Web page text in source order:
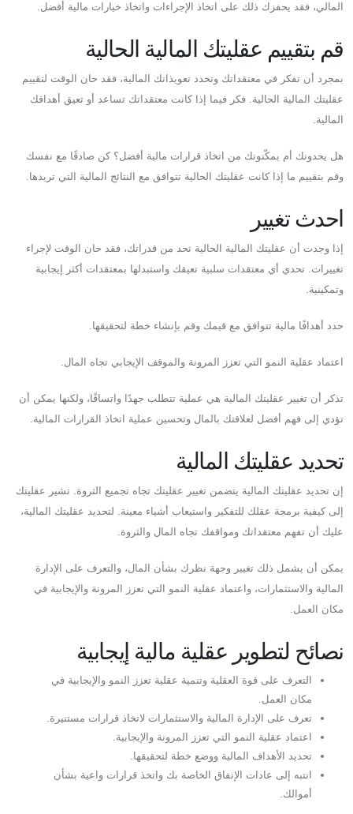
المالي، فقد يحفزك ذلك على اتخاذ الإجراءات واتخاذ خيارات مالية أفضل.
قم بتقييم عقليتك المالية الحالية
بمجرد أن تفكر في معتقداتك وتحدد تعويذاتك المالية، فقد حان الوقت لتقييم
عقليتك المالية الحالية. فكر فيما إذا كانت معتقداتك تساعد أو تعيق أهدافك
المالية.
هل يحدونك أم يمكّنونك من اتخاذ قرارات مالية أفضل؟ كن صادقًا مع نفسك
وقم بتقييم ما إذا كانت عقليتك الحالية تتوافق مع النتائج المالية التي تريدها.
احدث تغيير
إذا وجدت أن عقليتك المالية الحالية تحد من قدراتك، فقد حان الوقت لإجراء
تغييرات. تحدي أي معتقدات سلبية تعيقك واستبدلها بمعتقدات أكثر إيجابية
وتمكينية.
حدد أهدافًا مالية تتوافق مع قيمك وقم بإنشاء خطة لتحقيقها.
اعتماد عقلية النمو التي تعزز المرونة والموقف الإيجابي تجاه المال.
تذكر أن تغيير عقليتك المالية هي عملية تتطلب جهدًا واتساقًا، ولكنها يمكن أن
تؤدي إلى فهم أفضل لعلاقتك بالمال وتحسين عملية اتخاذ القرارات المالية.
تحديد عقليتك المالية
إن تحديد عقليتك المالية يتضمن تغيير عقليتك تجاه تجميع الثروة. تشير عقليتك
إلى كيفية برمجة عقلك للتفكير واستيعاب أشياء معينة. لتحديد عقليتك المالية،
عليك أن تفهم معتقداتك ومواقفك تجاه المال والثروة.
يمكن أن يشمل ذلك تغيير وجهة نظرك بشأن المال، والتعرف على الإدارة
المالية والاستثمارات، واعتماد عقلية النمو التي تعزز المرونة والإيجابية في
مكان العمل.
نصائح لتطوير عقلية مالية إيجابية
التعرف على قوة العقلية وتنمية عقلية تعزز النمو والإيجابية في
مكان العمل.
تعرف على الإدارة المالية والاستثمارات لاتخاذ قرارات مستنيرة.
اعتماد عقلية النمو التي تعزز المرونة والإيجابية.
تحديد الأهداف المالية ووضع خطة لتحقيقها.
انتبه إلى عادات الإنفاق الخاصة بك واتخذ قرارات واعية بشأن
أموالك.